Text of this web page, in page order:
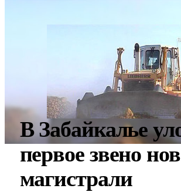
В Забайкалье
первое звено
магистрали